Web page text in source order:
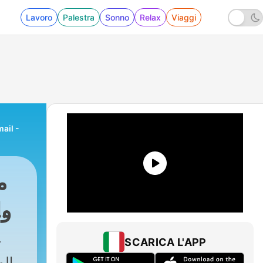
Lavoro Palestra Sonno Relax Viaggi
SCARICA L'APP